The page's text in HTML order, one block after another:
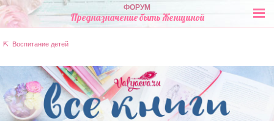
ФОРУМ
Предназначение быть Женщиной
⇱ Воспитание детей